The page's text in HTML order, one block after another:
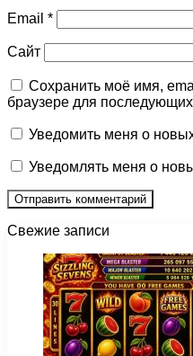
Email *
Сайт
Сохранить моё имя,
браузере для
Уведомить меня о
Уведомлять меня о
Свежие записи